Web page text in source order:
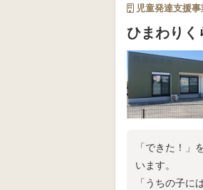
児童発達支援
ひまわり
「できた！
います。
「うちの子に